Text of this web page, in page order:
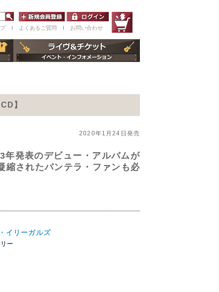
ｌ よくあるご質問 ｌ お問い合わせ
】
2020年1月24日発売
発表のデビュー・アルバムが
縮されたパンテラ・ファンも必
イリーガルズ
ー